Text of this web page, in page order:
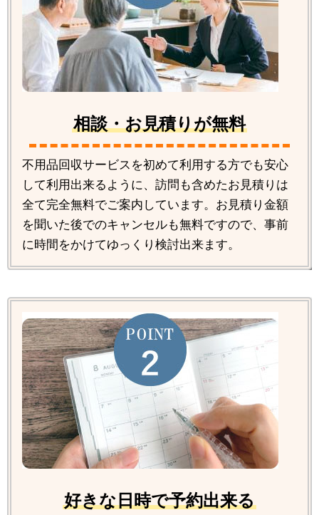
相談・お見積りが無料
不用品回収サービスを初めて利用する方でも安心
して利用出来るように、訪問も含めたお見積りは
全て完全無料でご案内しています。お見積り金額
を聞いた後でのキャンセルも無料ですので、事前
に時間をかけてゆっくり検討出来ます。
好きな日時で予約出来る